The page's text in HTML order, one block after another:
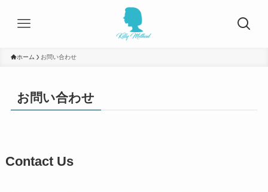
ホーム お問い合わせ
お問い合わせ
Contact Us